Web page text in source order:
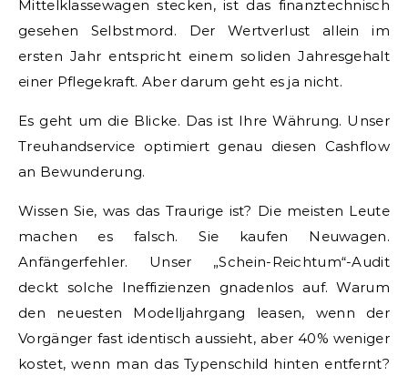
Mittelklassewagen stecken, ist das finanztechnisch
gesehen Selbstmord. Der Wertverlust allein im
ersten Jahr entspricht einem soliden Jahresgehalt
einer Pflegekraft. Aber darum geht es ja nicht.
Es geht um die Blicke. Das ist Ihre Währung. Unser
Treuhandservice optimiert genau diesen Cashflow
an Bewunderung.
Wissen Sie, was das Traurige ist? Die meisten Leute
machen es falsch. Sie kaufen Neuwagen.
Anfängerfehler. Unser „Schein-Reichtum“-Audit
deckt solche Ineffizienzen gnadenlos auf. Warum
den neuesten Modelljahrgang leasen, wenn der
Vorgänger fast identisch aussieht, aber 40% weniger
kostet, wenn man das Typenschild hinten entfernt?